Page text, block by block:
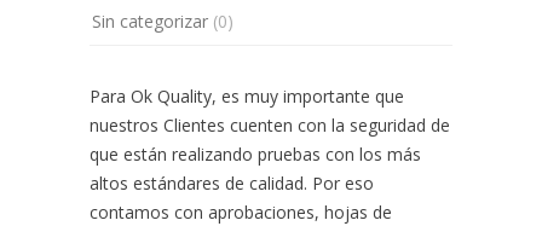
Sin categorizar (0)
Para Ok Quality, es muy importante que
nuestros Clientes cuenten con la seguridad de
que están realizando pruebas con los más
altos estándares de calidad. Por eso
contamos con aprobaciones, hojas de